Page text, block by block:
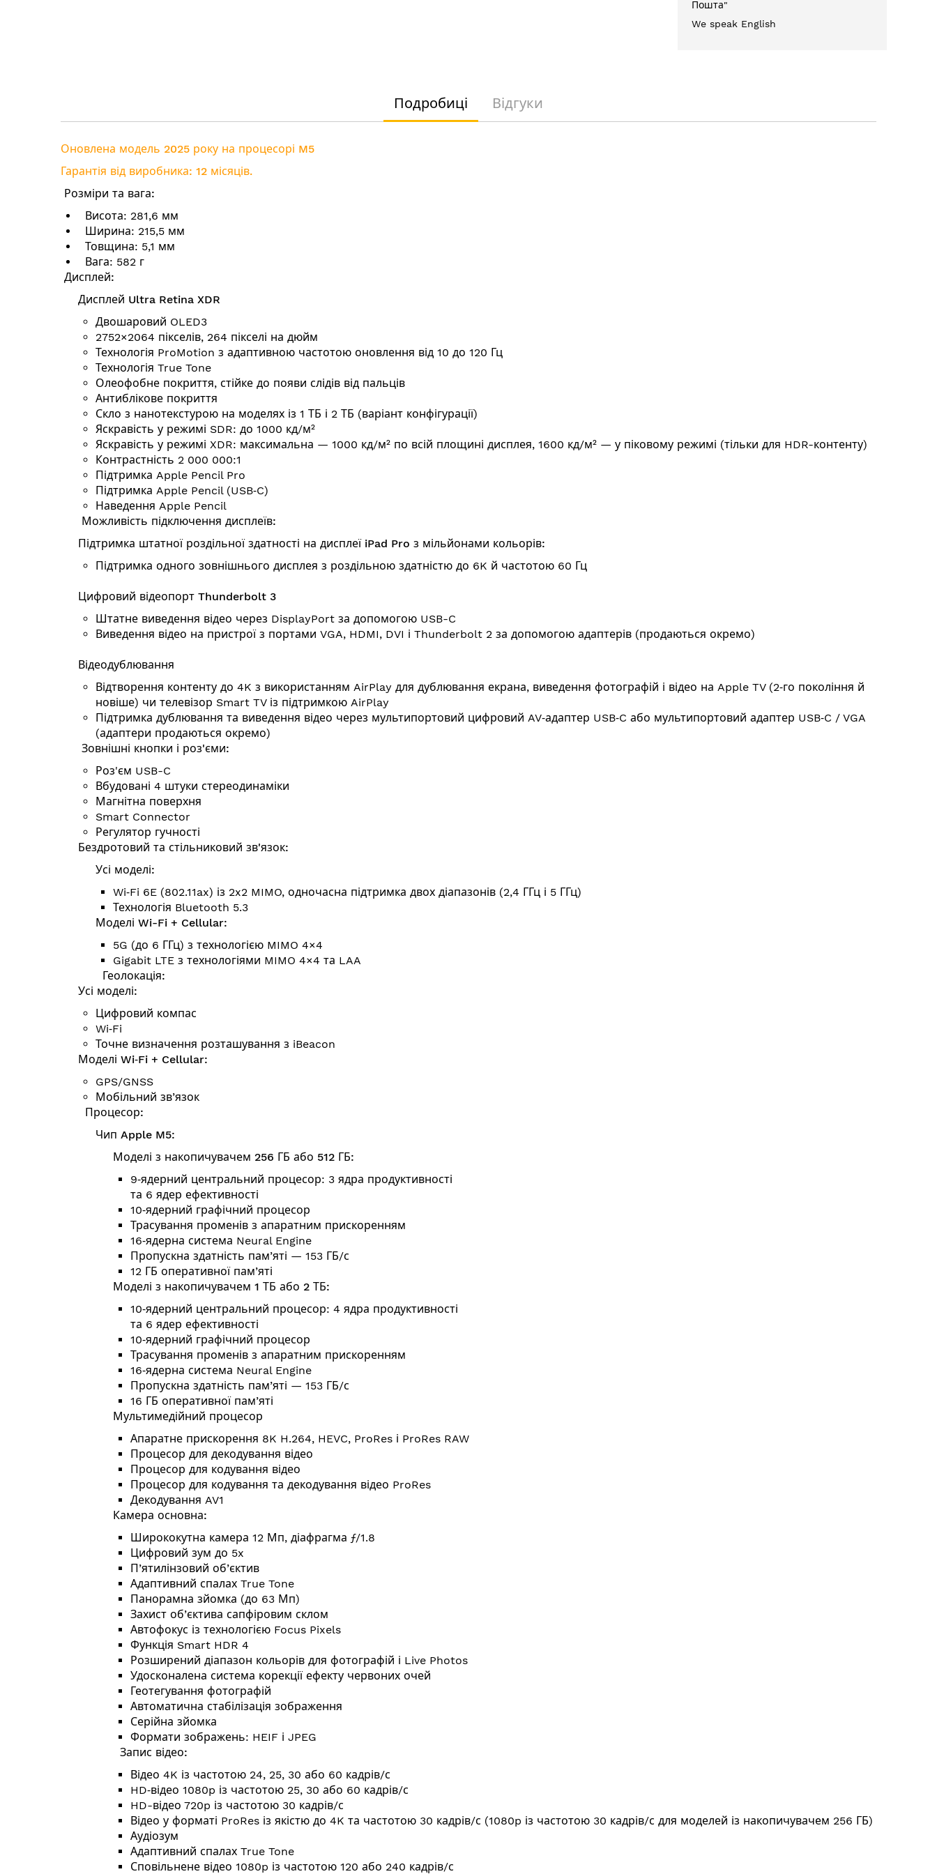
Пошта"
We speak English
Подробиці
Оновлена модель 2025 року на процесорі M5
Гарантія від виробника: 12 місяців.
Розміри та вага:
Висота: 281,6 мм
Ширина: 215,5 мм
Товщина: 5,1 мм
Вага: 582 г
Дисплей:
Дисплей Ultra Retina XDR
Двошаровий OLED3
2752×2064 пікселів, 264 пікселі на дюйм
Технологія ProMotion з адаптивною частотою оновлення від 10 до 120 Гц
Технологія True Tone
Олеофобне покриття, стійке до появи слідів від пальців
Антиблікове покриття
Скло з нанотекстурою на моделях із 1 ТБ і 2 ТБ (варіант конфігурації)
Яскравість у режимі SDR: до 1000 кд/м²
Яскравість у режимі XDR: макси­маль­на — 1000 кд/м² по всій площині дисплея, 1600 кд/м² — у піковому режимі (тільки для HDR-контенту)
Контрастність 2 000 000:1
Підтримка Apple Pencil Pro
Підтримка Apple Pencil (USB‑C)
Наведення Apple Pencil
Можливість підключення дисплеїв:
Підтримка штатної роздільної здатності на дисплеї iPad Pro з мільйонами кольорів:
Підтримка одного зовнішнього дисплея з роздільною здатністю до 6K й частотою 60 Гц
Цифровий відеопорт Thunderbolt 3
Штатне виведення відео через DisplayPort за допомогою USB-C
Виведення відео на пристрої з портами VGA, HDMI, DVI і Thunderbolt 2 за допомогою адаптерів (продаються окремо)
Відеодублювання
Відтворення контенту до 4K з використанням AirPlay для дублювання екрана, виведення фотографій і відео на Apple TV (2‑го покоління й
новіше) чи телевізор Smart TV із підтримкою AirPlay
Підтримка дублю­вання та виведення відео через мультипортовий цифровий AV‑адаптер USB‑C або мультипортовий адаптер USB‑C / VGA
(адаптери продаються окремо)
Зовнішні кнопки і роз'єми:
Роз'єм USB-C
Вбудовані 4 штуки стереодинаміки
Магнітна поверхня
Smart Connector
Регулятор гучності
Бездротовий та стільниковий зв'язок:
Усі моделі:
Wi‑Fi 6E (802.11ax) із 2x2 MIMO, одночасна підтримка двох діапазонів (2,4 ГГц і 5 ГГц)
Технологія Bluetooth 5.3
Моделі Wi-Fi + Cellular:
5G (до 6 ГГц) з технологією MIMO 4×4
Gigabit LTE з технологіями MIMO 4×4 та LAA
Геолокація:
Усі моделі:
Цифровий компас
Wi‑Fi
Точне визначення розташування з iBeacon
Моделі Wi‑Fi + Cellular:
GPS/GNSS
Мобільний зв’язок
Процесор:
Чип Apple M5:
Моделі з накопичувачем 256 ГБ або 512 ГБ:
9‑ядерний центральний процесор: 3 ядра продуктивності
та 6 ядер ефективності
10‑ядерний графічний процесор
Трасування променів з апаратним прискоренням
16‑ядерна система Neural Engine
Пропускна здатність пам’яті — 153 ГБ/с
12 ГБ оперативної пам’яті
Моделі з накопичувачем 1 ТБ або 2 ТБ:
10‑ядерний центральний процесор: 4 ядра продуктивності
та 6 ядер ефективності
10‑ядерний графічний процесор
Трасування променів з апаратним прискоренням
16‑ядерна система Neural Engine
Пропускна здатність пам’яті — 153 ГБ/с
16 ГБ оперативної пам’яті
Мультимедійний процесор
Апаратне прискорення 8K H.264, HEVC, ProRes і ProRes RAW
Процесор для декодування відео
Процесор для кодування відео
Процесор для кодування та декодування відео ProRes
Декодування AV1
Камера основна:
Ширококутна камера 12 Мп, діафрагма ƒ/1.8
Цифровий зум до 5x
П’ятилінзовий об’єктив
Адаптивний спалах True Tone
Панорамна зйомка (до 63 Мп)
Захист об’єктива сапфіровим склом
Автофокус із технологією Focus Pixels
Функція Smart HDR 4
Розширений діапазон кольорів для фотографій і Live Photos
Удосконалена система корекції ефекту червоних очей
Геотегування фотографій
Автоматична стабілізація зображення
Серійна зйомка
Формати зображень: HEIF і JPEG
Запис відео:
Відео 4K із частотою 24, 25, 30 або 60 кадрів/с
HD‑відео 1080p із частотою 25, 30 або 60 кадрів/с
HD-відео 720p із частотою 30 кадрів/с
Відео у форматі ProRes із якістю до 4K та частотою 30 кадрів/с (1080p із частотою 30 кадрів/с для моделей із накопичувачем 256 ГБ)
Аудіозум
Адаптивний спалах True Tone
Сповільнене відео 1080p із частотою 120 або 240 кадрів/с
Відгуки